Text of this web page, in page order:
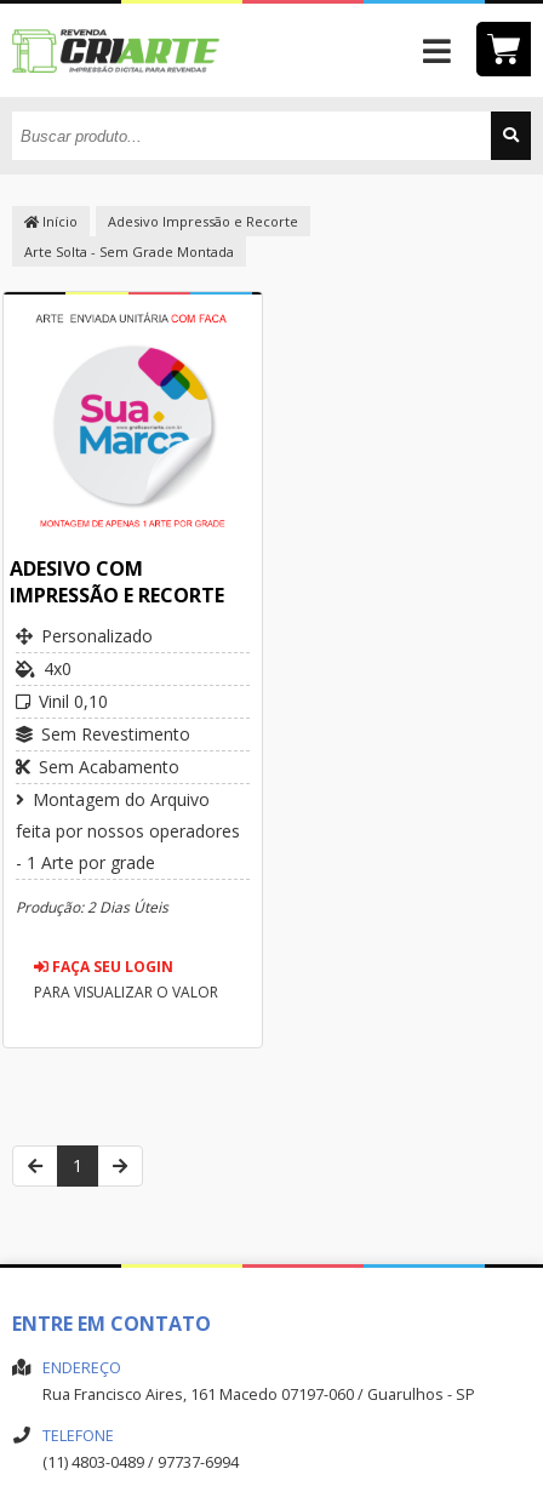
Início
Adesivo Impressão e Recorte
Arte Solta - Sem Grade Montada
ADESIVO COM
IMPRESSÃO E RECORTE
Personalizado
4x0
Vinil 0,10
Sem Revestimento
Sem Acabamento
Montagem do Arquivo
feita por nossos operadores
- 1 Arte por grade
Produção: 2 Dias Úteis
FAÇA SEU LOGIN
PARA VISUALIZAR O VALOR
1
ENTRE EM CONTATO
ENDEREÇO
Rua Francisco Aires, 161 Macedo 07197-060/ Guarulhos - SP
TELEFONE
(11) 4803-0489 / 97737-6994